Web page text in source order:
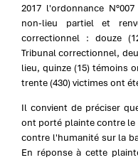
2017 l'ordonnance
non-lieu partiel et
correctionnel : douze
Tribunal correctionnel,
lieu, quinze (15) témoins
trente (430) victimes ont
Il convient de préciser
ont porté plainte contre le
contre l'humanité sur la
En réponse à cette